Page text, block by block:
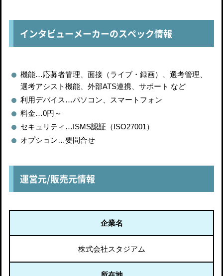
インタビューメーカーのスペック情報
機能…応募者管理、面接（ライブ・録画）、選考管理、
選考アシスト機能、外部ATS連携、サポート など
利用デバイス…パソコン、スマートフォン
料金…0円～
セキュリティ…ISMS認証（ISO27001）
オプション…要問合せ
運営元/販売元情報
企業名
株式会社スタジアム